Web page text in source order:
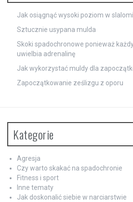
Jak osiągnąć wysoki poziom w
Sztucznie usypana mulda
Skoki spadochronowe ponieważ
uwielbia adrenalinę
Jak wykorzystać muldy dla
Zapoczątkowanie ześlizgu z oporu
Kategorie
Agresja
Czy warto skakać na spadochronie
Fitness i sport
Inne tematy
Jak doskonalić siebie w narciarstwie